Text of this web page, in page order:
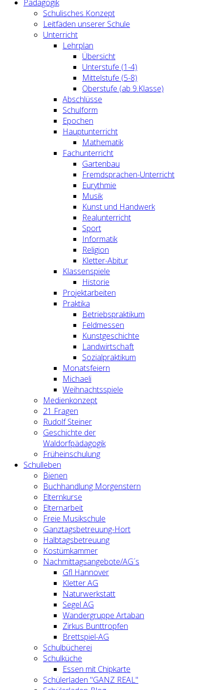
Pädagogik
Schulisches Konzept
Leitfäden unserer Schule
Unterricht
Lehrplan
Übersicht
Unterstufe (1-4)
Mittelstufe (5-8)
Oberstufe (ab 9.Klasse)
Abschlüsse
Schulform
Epochen
Hauptunterricht
Mathematik
Fachunterricht
Gartenbau
Fremdsprachen-Unterricht
Eurythmie
Musik
Kunst und Handwerk
Realunterricht
Sport
Informatik
Religion
Kletter-Abitur
Klassenspiele
Historie
Projektarbeiten
Praktika
Betriebspraktikum
Feldmessen
Kunstgeschichte
Landwirtschaft
Sozialpraktikum
Monatsfeiern
Michaeli
Weihnachtsspiele
Medienkonzept
21 Fragen
Rudolf Steiner
Geschichte der
Waldorfpädagogik
Früheinschulung
Schulleben
Bienen
Buchhandlung Morgenstern
Elternkurse
Elternarbeit
Freie Musikschule
Ganztagsbetreuung-Hort
Halbtagsbetreuung
Kostümkammer
Nachmittagsangebote/AG´s
Gfl Hannover
Kletter AG
Naturwerkstatt
Segel AG
Wandergruppe Artaban
Zirkus Bunttropfen
Brettspiel-AG
Schulbücherei
Schulküche
Essen mit Chipkarte
Schülerladen "GANZ REAL"